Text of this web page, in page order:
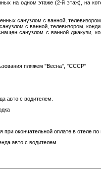
на одном этаже (2-й этаж), на
санузлом с ванной,
с ванной, телевизором,
санузлом с ванной джакузи,
пляжем "Весна", "СССР"
авто с водителем.
при окончательной оплате в отеле по
авто с водителем.